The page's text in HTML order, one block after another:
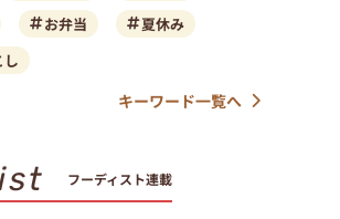
お弁当
夏休み
し
キーワード一覧へ
フーディスト連載